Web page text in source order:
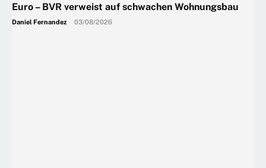
Euro – BVR verweist auf schwachen Wohnungsbau
Daniel Fernandez 03/08/2026